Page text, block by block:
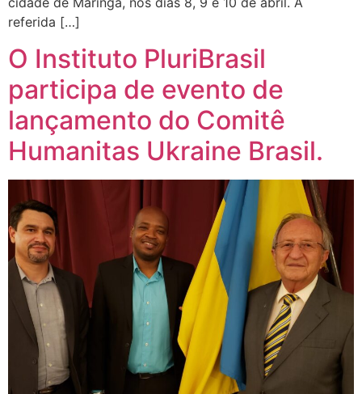
referida […]
O Instituto PluriBrasil
participa de evento de
lançamento do Comitê
Humanitas Ukraine Brasil.